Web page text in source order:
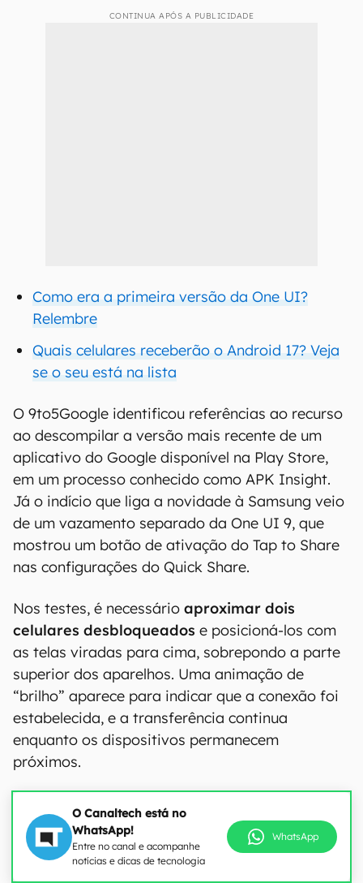
CONTINUA APÓS A PUBLICIDADE
Como era a primeira versão da One UI?
Relembre
Quais celulares receberão o Android 17? Veja
se o seu está na lista
O 9to5Google identificou referências ao recurso
ao descompilar a versão mais recente de um
aplicativo do Google disponível na Play Store,
em um processo conhecido como APK Insight.
Já o indício que liga a novidade à Samsung veio
de um vazamento separado da One UI 9, que
mostrou um botão de ativação do Tap to Share
nas configurações do Quick Share.
Nos testes, é necessário aproximar dois
celulares desbloqueados e posicioná-los com
as telas viradas para cima, sobrepondo a parte
superior dos aparelhos. Uma animação de
“brilho” aparece para indicar que a conexão foi
estabelecida, e a transferência continua
enquanto os dispositivos permanecem
próximos.
O Canaltech está no
WhatsApp!
Entre no canal e acompanhe
notícias e dicas de tecnologia
WhatsApp